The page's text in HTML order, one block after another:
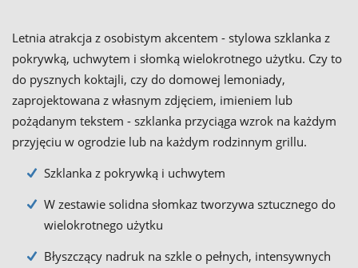
Letnia atrakcja z osobistym akcentem - stylowa szklanka z
pokrywką, uchwytem i słomką wielokrotnego użytku. Czy to
do pysznych koktajli, czy do domowej lemoniady,
zaprojektowana z własnym zdjęciem, imieniem lub
pożądanym tekstem - szklanka przyciąga wzrok na każdym
przyjęciu w ogrodzie lub na każdym rodzinnym grillu.
Szklanka z pokrywką i uchwytem
W zestawie solidna słomkaz tworzywa sztucznego do
wielokrotnego użytku
Błyszczący nadruk na szkle o pełnych, intensywnych